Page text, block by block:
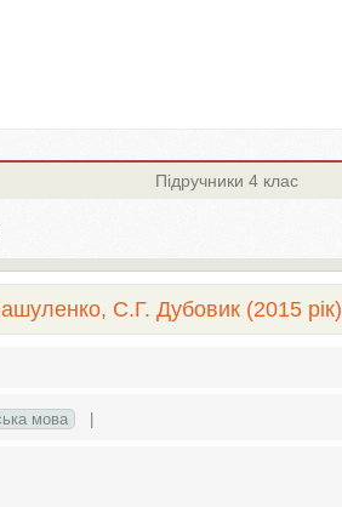
Підручники 4 клас
С.Г. Дубовик (2015 рік)
мова